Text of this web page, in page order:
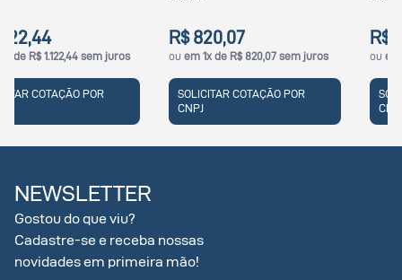
R$ 820,07
ou em 1x de R$ 820,07 sem juros
SOLICITAR COTAÇÃO POR
R$ 285,31
ou em 1x de R$ 285,31 sem juros
SOLICITAR COTAÇÃO POR
NEWSLETTER
Gostou do que viu?
Cadastre-se e receba nossas
novidades em primeira mão!